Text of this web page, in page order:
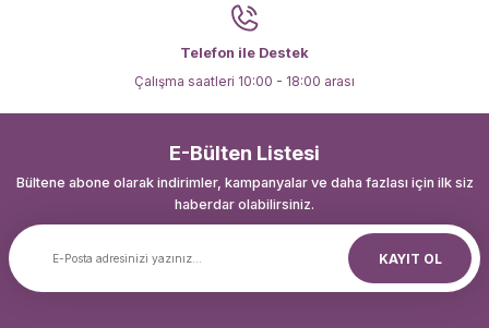
Telefon ile Destek
Çalışma saatleri 10:00 - 18:00 arası
E-Bülten Listesi
Bültene abone olarak indirimler, kampanyalar ve daha fazlası için ilk siz
haberdar olabilirsiniz.
KAYIT OL